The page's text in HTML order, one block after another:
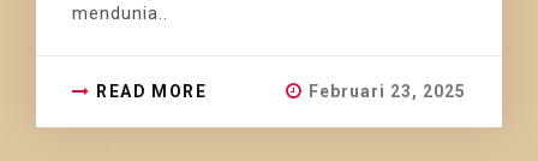
mendunia..
READ MORE Februari 23, 2025